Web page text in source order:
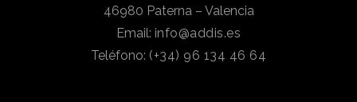
46980 Paterna – Valencia
Email: info@addis.es
Teléfono: (+34) 96 134 46 64